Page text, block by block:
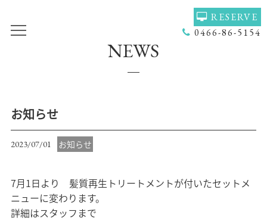
0466-86-5154
RESERVE
VOICE
STAFF NAIL
BLOG NEWS
CONCEPT
NEWS
お知らせ
2023/07/01 お知らせ
7月1日より 髪質再生トリートメントが付いたセットメ
ニューに変わります。
詳細はスタッフまで